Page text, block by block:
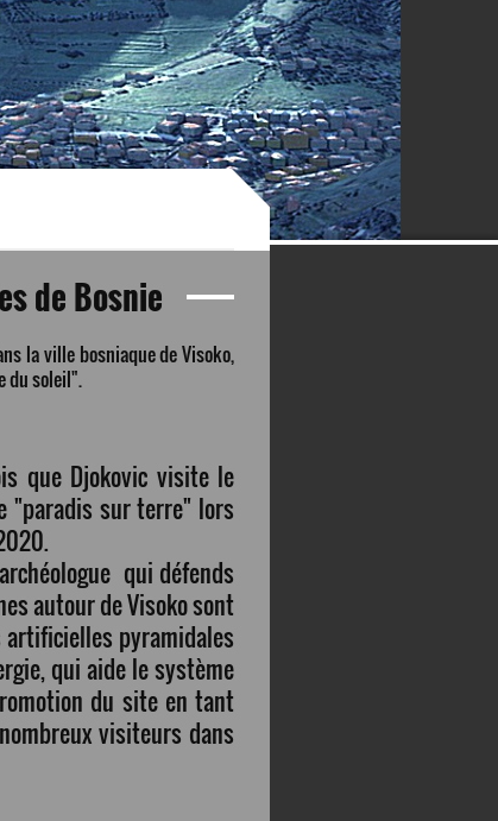
de Bosnie
la ville bosniaque de Visoko,
du soleil".
que Djokovic visite le
"paradis sur terre" lors
qui défends
autour de Visoko sont
pyramidales
qui aide le système
du site en tant
visiteurs dans